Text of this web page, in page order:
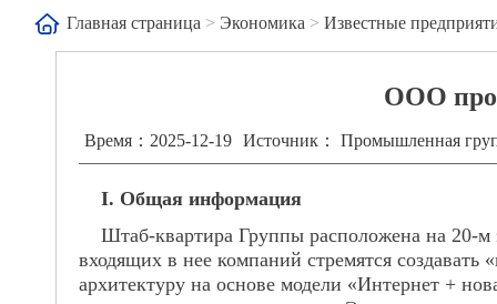
Главная страница > Экономика > Известные
ООО
Время：2025-12-19 Источник： Промышленная
I. Общая информация
Штаб-квартира Группы расположена на 20-м
входящих в нее компаний стремятся
архитектуру на основе модели «Интернет +